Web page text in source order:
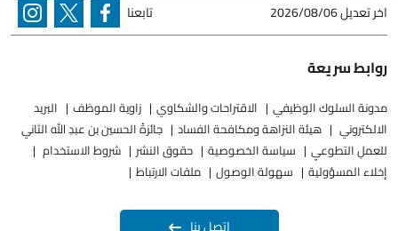
اخر تعديل2026/08/06 تابعنا
روابط سريعة
مدونة السلوك الوظيفي الاقتراحات والشكاوي زاوية الموظف
البريد
الالكتروني
هيئة النزاهة ومكافحة الفساد
جائزةُ الحسين بن عبدِ الله الثاني
للعملِ التطوعيِ
سياسة الخصوصية حقوق النشر
شروط الاستخدام
إخلاء المسؤولية
سهولة الوصول ملفات الارتباط